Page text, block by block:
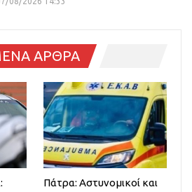
ΑΡΘΡΑ
Πάτρα: Αστυνομικοί και